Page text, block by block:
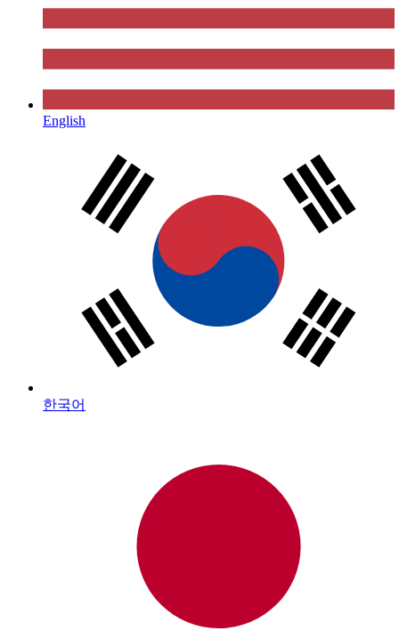
English
한국어